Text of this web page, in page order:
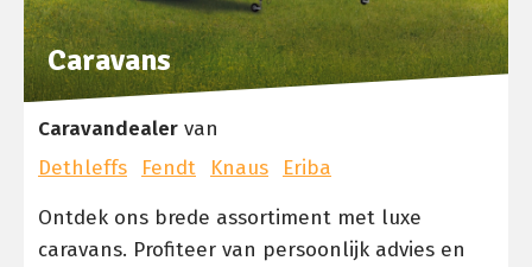
Caravans
Caravandealer van
Dethleffs
Fendt Knaus
Eriba
Ontdek ons brede assortiment met luxe
caravans. Profiteer van persoonlijk advies en